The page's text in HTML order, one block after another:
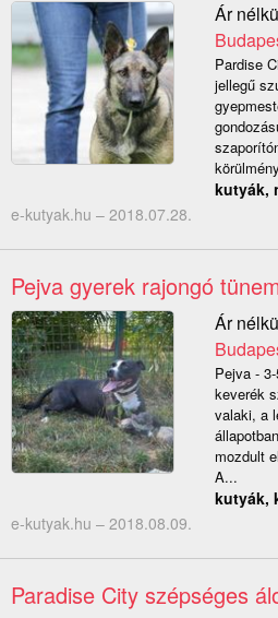
Ár
Pardise
jellegű
kutyák,
e-kutyak.hu – 2018.07.28.
Pejva gyerek rajongó
Ár
Pejva -
keverék
valaki, a
mozdult
A...
kutyák,
e-kutyak.hu – 2018.08.09.
Paradise City szépséges